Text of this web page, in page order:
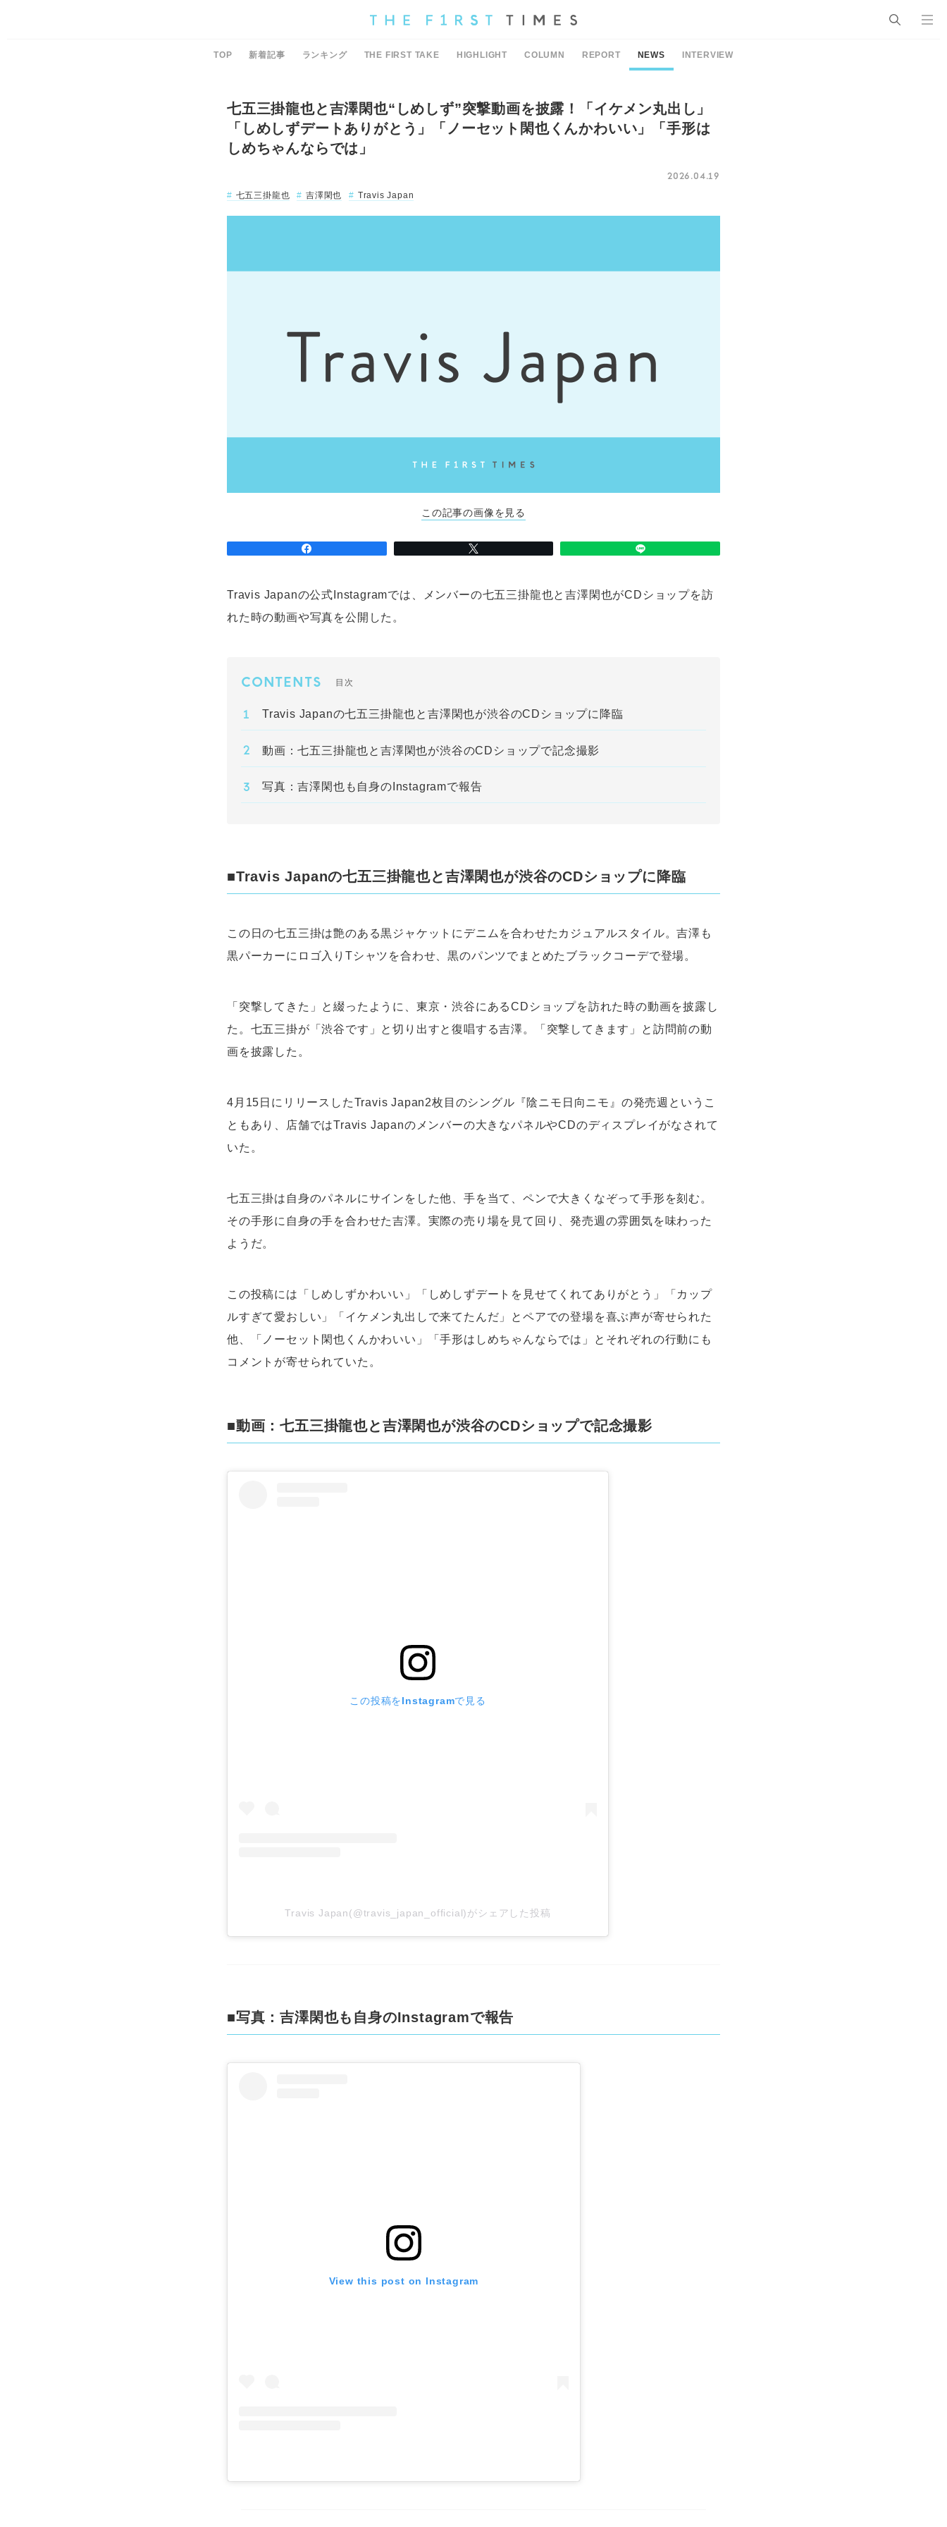
TOP 新着記事 ランキング THE FIRST TAKE HIGHLIGHT COLUMN REPORT NEWS INTERVIEW
七五三掛龍也と吉澤閑也“しめしず”突撃動画を披露！「イケメン丸出し」
「しめしずデートありがとう」「ノーセット閑也くんかわいい」「手形は
しめちゃんならでは」
2026.04.19
七五三掛龍也
吉澤閑也 Travis Japan
この記事の画像を見る
Travis Japanの公式Instagramでは、メンバーの七五三掛龍也と吉澤閑也がCDショップを訪
れた時の動画や写真を公開した。
CONTENTS 目次
Travis Japanの七五三掛龍也と吉澤閑也が渋谷のCDショップに降臨
動画：七五三掛龍也と吉澤閑也が渋谷のCDショップで記念撮影
写真：吉澤閑也も自身のInstagramで報告
■Travis Japanの七五三掛龍也と吉澤閑也が渋谷のCDショップに降臨
この日の七五三掛は艶のある黒ジャケットにデニムを合わせたカジュアルスタイル。吉澤も
黒パーカーにロゴ入りTシャツを合わせ、黒のパンツでまとめたブラックコーデで登場。
「突撃してきた」と綴ったように、東京・渋谷にあるCDショップを訪れた時の動画を披露し
た。七五三掛が「渋谷です」と切り出すと復唱する吉澤。「突撃してきます」と訪問前の動
画を披露した。
4月15日にリリースしたTravis Japan2枚目のシングル『陰ニモ日向ニモ』の発売週というこ
ともあり、店舗ではTravis Japanのメンバーの大きなパネルやCDのディスプレイがなされて
いた。
七五三掛は自身のパネルにサインをした他、手を当て、ペンで大きくなぞって手形を刻む。
その手形に自身の手を合わせた吉澤。実際の売り場を見て回り、発売週の雰囲気を味わった
ようだ。
この投稿には「しめしずかわいい」「しめしずデートを見せてくれてありがとう」「カップ
ルすぎて愛おしい」「イケメン丸出しで来てたんだ」とペアでの登場を喜ぶ声が寄せられた
他、「ノーセット閑也くんかわいい」「手形はしめちゃんならでは」とそれぞれの行動にも
コメントが寄せられていた。
■動画：七五三掛龍也と吉澤閑也が渋谷のCDショップで記念撮影
この投稿をInstagramで見る
Travis Japan(@travis_japan_official)がシェアした投稿
■写真：吉澤閑也も自身のInstagramで報告
View this post on Instagram